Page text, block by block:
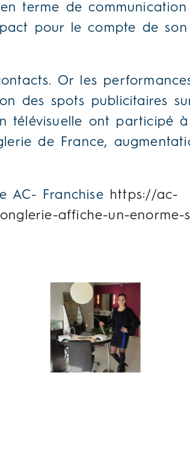
terme de
pour le compte de
Or les
des spots publicitaires sur
télévisuelle ont participé à
de France,
AC- Franchise https://ac-
affiche-un-enorme-